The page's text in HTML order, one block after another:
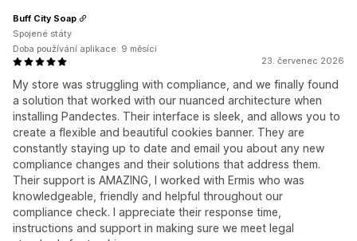
23. červenec 2026
My store was struggling with compliance, and we finally found
a solution that worked with our nuanced architecture when
installing Pandectes. Their interface is sleek, and allows you to
create a flexible and beautiful cookies banner. They are
constantly staying up to date and email you about any new
compliance changes and their solutions that address them.
Their support is AMAZING, I worked with Ermis who was
knowledgeable, friendly and helpful throughout our
compliance check. I appreciate their response time,
instructions and support in making sure we meet legal
Buff City Soap
Spojené státy
Doba používání aplikace: 9 měsíci